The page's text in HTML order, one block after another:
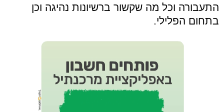
התעבורה וכל מה שקשור ברשיונות נהיגה וכן
בתחום הפלילי.